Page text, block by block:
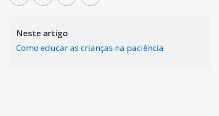
Neste artigo
Como educar as crianças na paciência